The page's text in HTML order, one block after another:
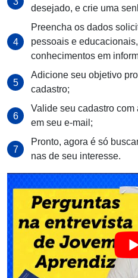
desejado, e crie uma
Preencha os dados
pessoais e
conhecimentos em
Adicione seu objetivo
cadastro;
Valide seu cadastro
em seu e-mail;
Pronto, agora é só
nas de seu interesse.